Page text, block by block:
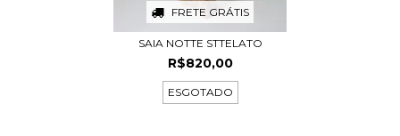
FRETE GRÁTIS
SAIA NOTTE STTELATO
R$820,00
ESGOTADO